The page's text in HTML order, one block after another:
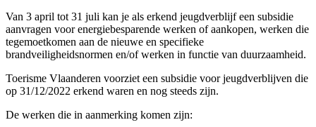
Van 3 april tot 31 juli kan je als erkend jeugdverblijf een subsidie
aanvragen voor energiebesparende werken of aankopen, werken die
tegemoetkomen aan de nieuwe en specifieke
brandveiligheidsnormen en/of werken in functie van duurzaamheid.
Toerisme Vlaanderen voorziet een subsidie voor jeugdverblijven die
op 31/12/2022 erkend waren en nog steeds zijn.
De werken die in aanmerking komen zijn: